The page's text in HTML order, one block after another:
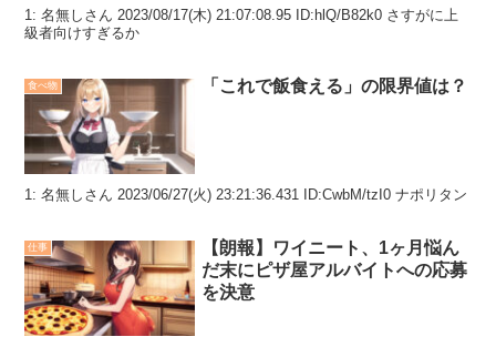
1: 名無しさん 2023/08/17(木) 21:07:08.95 ID:hlQ/B82k0 さすがに上
級者向けすぎるか
食べ物 「これで飯食える」の限界値は？
1: 名無しさん 2023/06/27(火) 23:21:36.431 ID:CwbM/tzI0 ナポリタン
仕事
【朗報】ワイニート、1ヶ月悩ん
だ末にピザ屋アルバイトへの応募
を決意